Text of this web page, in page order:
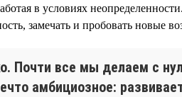
в условиях
замечать и пробовать новые
Почти все мы делаем с
амбициозное: